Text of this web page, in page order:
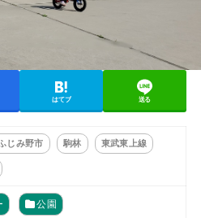
はてブ 送る
じみ野市 駒林 東武東上線
公園